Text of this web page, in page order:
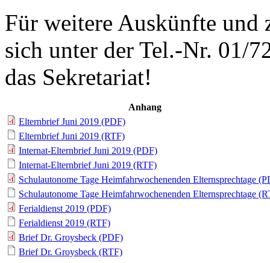
Für weitere Auskünfte und
sich unter der Tel.-Nr. 01/
das Sekretariat!
Anhang
Elternbrief Juni 2019 (PDF)
Elternbrief Juni 2019 (RTF)
Internat-Elternbrief Juni 2019 (PDF)
Internat-Elternbrief Juni 2019 (RTF)
Schulautonome Tage Heimfahrwochenenden Elternsprechtage
Schulautonome Tage Heimfahrwochenenden Elternsprechtage
Ferialdienst 2019 (PDF)
Ferialdienst 2019 (RTF)
Brief Dr. Groysbeck (PDF)
Brief Dr. Groysbeck (RTF)